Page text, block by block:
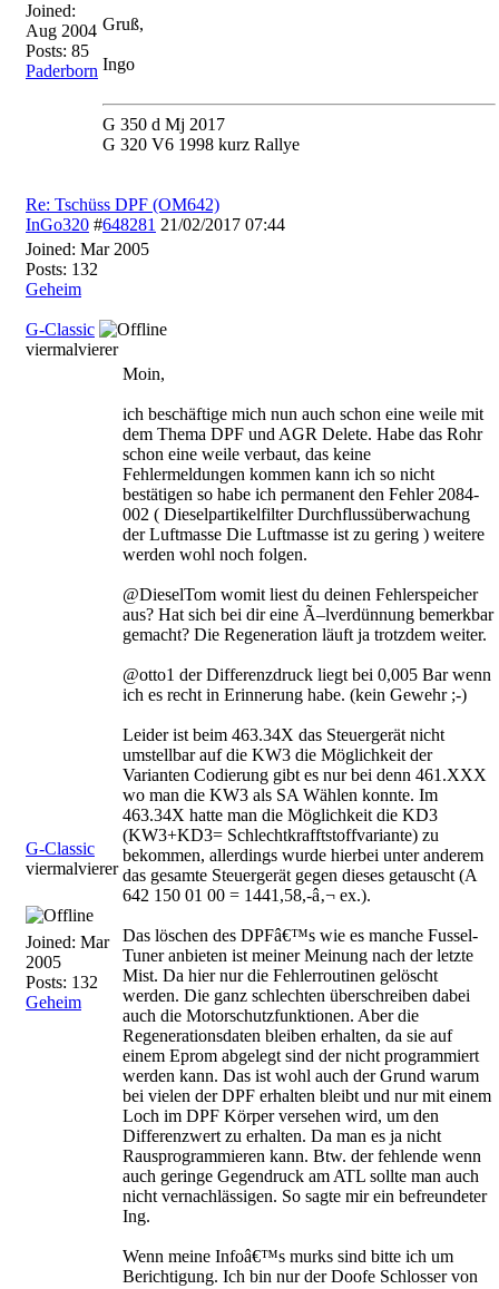
Joined:
Aug 2004
Posts: 85
Paderborn
Gruß,
Ingo
G 350 d Mj 2017
G 320 V6 1998 kurz Rallye
Re: Tschüss DPF (OM642)
InGo320 #648281 21/02/2017 07:44
Joined: Mar 2005
Posts: 132
Geheim
G-Classic
viermalvierer
G-Classic
viermalvierer
Joined: Mar
2005
Posts: 132
Geheim
Moin,
ich beschäftige mich nun auch schon eine weile mit
dem Thema DPF und AGR Delete. Habe das Rohr
schon eine weile verbaut, das keine
Fehlermeldungen kommen kann ich so nicht
bestätigen so habe ich permanent den Fehler 2084-
002 ( Dieselpartikelfilter Durchflussüberwachung
der Luftmasse Die Luftmasse ist zu gering ) weitere
werden wohl noch folgen.
@DieselTom womit liest du deinen Fehlerspeicher
aus? Hat sich bei dir eine Ã–lverdünnung bemerkbar
gemacht? Die Regeneration läuft ja trotzdem weiter.
@otto1 der Differenzdruck liegt bei 0,005 Bar wenn
ich es recht in Erinnerung habe. (kein Gewehr ;-)
Leider ist beim 463.34X das Steuergerät nicht
umstellbar auf die KW3 die Möglichkeit der
Varianten Codierung gibt es nur bei denn 461.XXX
wo man die KW3 als SA Wählen konnte. Im
463.34X hatte man die Möglichkeit die KD3
(KW3+KD3= Schlechtkrafftstoffvariante) zu
bekommen, allerdings wurde hierbei unter anderem
das gesamte Steuergerät gegen dieses getauscht (A
642 150 01 00 = 1441,58,-â‚¬ ex.).
Das löschen des DPFâ€™s wie es manche Fussel-
Tuner anbieten ist meiner Meinung nach der letzte
Mist. Da hier nur die Fehlerroutinen gelöscht
werden. Die ganz schlechten überschreiben dabei
auch die Motorschutzfunktionen. Aber die
Regenerationsdaten bleiben erhalten, da sie auf
einem Eprom abgelegt sind der nicht programmiert
werden kann. Das ist wohl auch der Grund warum
bei vielen der DPF erhalten bleibt und nur mit einem
Loch im DPF Körper versehen wird, um den
Differenzwert zu erhalten. Da man es ja nicht
Rausprogrammieren kann. Btw. der fehlende wenn
auch geringe Gegendruck am ATL sollte man auch
nicht vernachlässigen. So sagte mir ein befreundeter
Ing.
Wenn meine Infoâ€™s murks sind bitte ich um
Berichtigung. Ich bin nur der Doofe Schlosser von